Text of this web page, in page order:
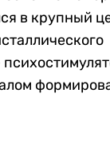
в крупный